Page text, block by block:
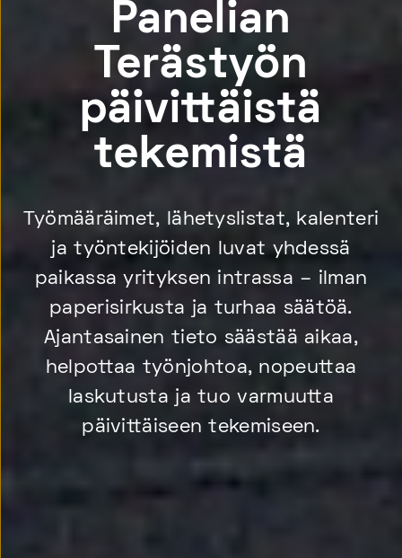
Panelian
Terästyön
päivittäistä
tekemistä
Työmääräimet, lähetyslistat, kalenteri
ja työntekijöiden luvat yhdessä
paikassa yrityksen intrassa – ilman
paperisirkusta ja turhaa säätöä.
Ajantasainen tieto säästää aikaa,
helpottaa työnjohtoa, nopeuttaa
laskutusta ja tuo varmuutta
päivittäiseen tekemiseen.